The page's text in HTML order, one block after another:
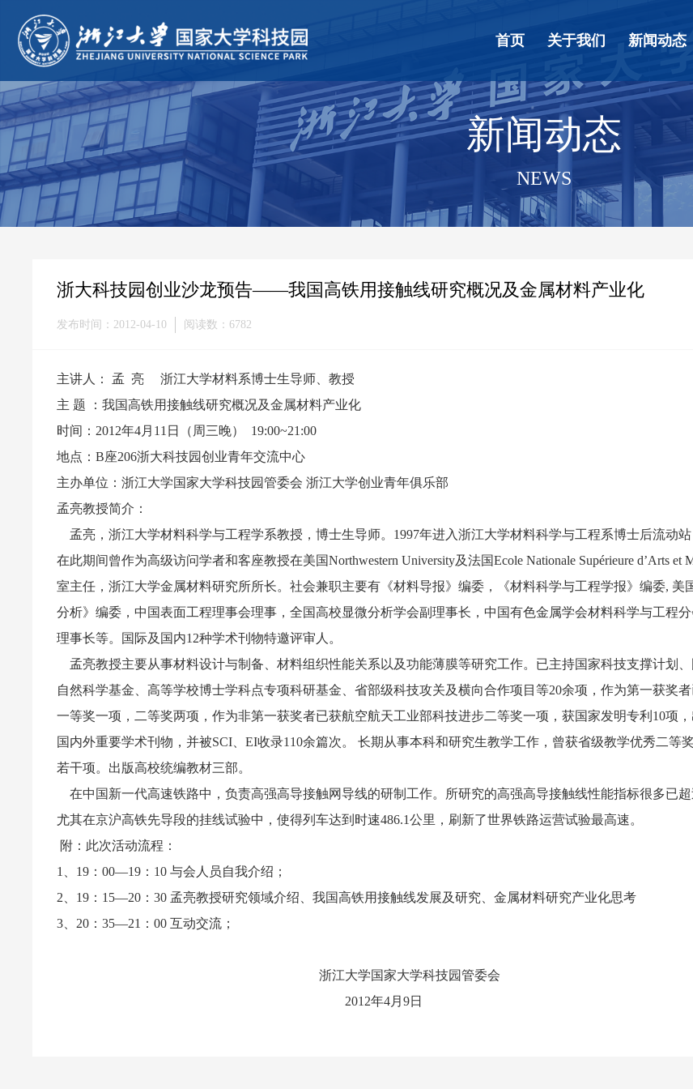
首页 关于我们 新闻动态
新闻动态
NEWS
浙大科技园创业沙龙预告——我国高铁用接触线研究概况及金属材料产业化
发布时间：2012-04-10 阅读数：6782
主讲人： 孟 亮 浙江大学材料系博士生导师、教授
主 题 ：我国高铁用接触线研究概况及金属材料产业化
时间：2012年4月11日（周三晚） 19:00~21:00
地点：B座206浙大科技园创业青年交流中心
主办单位：浙江大学国家大学科技园管委会 浙江大学创业青年俱乐部
孟亮教授简介：
孟亮，浙江大学材料科学与工程学系教授，博士生导师。1997年进入浙江大学材料科学与工程系博士后流动
在此期间曾作为高级访问学者和客座教授在美国Northwestern University及法国Ecole Nationale Supérieure d’Arts
室主任，浙江大学金属材料研究所所长。社会兼职主要有《材料导报》编委，《材料科学与工程学报》编委,
分析》编委，中国表面工程理事会理事，全国高校显微分析学会副理事长，中国有色金属学会材料科学与工程
理事长等。国际及国内12种学术刊物特邀评审人。
孟亮教授主要从事材料设计与制备、材料组织性能关系以及功能薄膜等研究工作。已主持国家科技支撑计划
自然科学基金、高等学校博士学科点专项科研基金、省部级科技攻关及横向合作项目等20余项，作为第一获奖
一等奖一项，二等奖两项，作为非第一获奖者已获航空航天工业部科技进步二等奖一项，获国家发明专利10项
国内外重要学术刊物，并被SCI、EI收录110余篇次。 长期从事本科和研究生教学工作，曾获省级教学优秀二
若干项。出版高校统编教材三部。
在中国新一代高速铁路中，负责高强高导接触网导线的研制工作。所研究的高强高导接触线性能指标很多已
尤其在京沪高铁先导段的挂线试验中，使得列车达到时速486.1公里，刷新了世界铁路运营试验最高速。
附：此次活动流程：
1、19：00—19：10 与会人员自我介绍；
2、19：15—20：30 孟亮教授研究领域介绍、我国高铁用接触线发展及研究、金属材料研究产业化思考
3、20：35—21：00 互动交流；
浙江大学国家大学科技园管委会
2012年4月9日